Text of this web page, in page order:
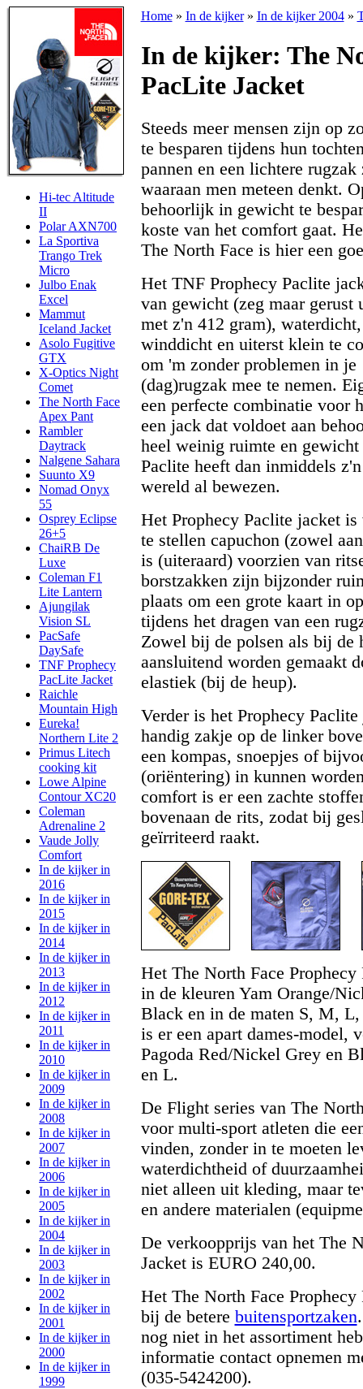
Hi-tec Altitude
II
Polar AXN700
La Sportiva
Trango Trek
Micro
Julbo Enak
Excel
Mammut
Iceland Jacket
Asolo Fugitive
GTX
X-Optics Night
Comet
The North Face
Apex Pant
Rambler
Daytrack
Nalgene Sahara
Suunto X9
Nomad Onyx
55
Osprey Eclipse
26+5
ChaiRB De
Luxe
Coleman F1
Lite Lantern
Ajungilak
Vision SL
PacSafe
DaySafe
TNF Prophecy
PacLite Jacket
Raichle
Mountain High
Eureka!
Northern Lite 2
Primus Litech
cooking kit
Lowe Alpine
Contour XC20
Coleman
Adrenaline 2
Vaude Jolly
Comfort
In de kijker in
2016
In de kijker in
2015
In de kijker in
2014
In de kijker in
2013
In de kijker in
2012
In de kijker in
2011
In de kijker in
2010
In de kijker in
2009
In de kijker in
2008
In de kijker in
2007
In de kijker in
2006
In de kijker in
2005
In de kijker in
2004
In de kijker in
2003
In de kijker in
2002
In de kijker in
2001
In de kijker in
2000
In de kijker in
1999
Home» In de kijker» In de kijker 2004»
In de kijker: The
PacLite Jacket
Steeds meer mensen zijn op
te besparen tijdens hun
pannen en een lichtere
waaraan men meteen denkt.
behoorlijk in gewicht te
koste van het comfort gaat.
The North Face is hier een
Het TNF Prophecy Paclite
van gewicht (zeg maar gerust
met z'n 412 gram),
winddicht en uiterst klein te
om 'm zonder problemen in je
(dag)rugzak mee te nemen.
een perfecte combinatie voor
een jack dat voldoet aan
heel weinig ruimte en
Paclite heeft dan inmiddels
wereld al bewezen.
Het Prophecy Paclite jacket
te stellen capuchon (zowel
is (uiteraard) voorzien van
borstzakken zijn bijzonder
plaats om een grote kaart in
tijdens het dragen van een
Zowel bij de polsen als bij de
aansluitend worden gemaakt
elastiek (bij de heup).
Verder is het Prophecy
handig zakje op de linker
een kompas, snoepjes of
(oriëntering) in kunnen
comfort is er een zachte
bovenaan de rits, zodat bij
geïrriteerd raakt.
Het The North Face
in de kleuren Yam Orange/
Black en in de maten S, M,
is er een apart dames-model,
Pagoda Red/Nickel Grey en
en L.
De Flight series van The
voor multi-sport atleten die
vinden, zonder in te moeten
waterdichtheid of
niet alleen uit kleding, maar
en andere materialen
De verkoopprijs van het The
Jacket is EURO 240,00.
Het The North Face
bij de betere buitensportzaken
nog niet in het assortiment
informatie contact opnemen
(035-5424200).